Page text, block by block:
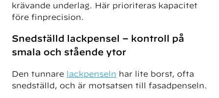
krävande underlag. Här prioriteras kapacitet
före finprecision.
Snedställd lackpensel – kontroll på
smala och stående ytor
Den tunnare lackpenseln har lite borst, ofta
snedställd, och är motsatsen till fasadpenseln.